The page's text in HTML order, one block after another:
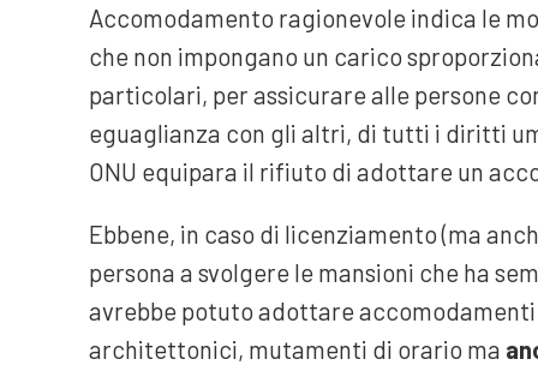
Accomodamento ragionevole indica le
che non impongano un carico
particolari, per assicurare alle persone
eguaglianza con gli altri, di tutti i diritti
ONU equipara il rifiuto di adottare un
Ebbene, in caso di licenziamento (ma
persona a svolgere le mansioni che ha
avrebbe potuto adottare
architettonici, mutamenti di orario ma